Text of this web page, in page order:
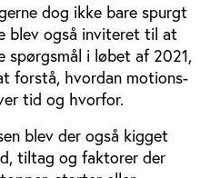
dog ikke bare spurgt
blev også inviteret til at
spørgsmål i løbet af 2021,
forstå, hvordan motions-
tid og hvorfor.
blev der også kigget
tiltag og faktorer der